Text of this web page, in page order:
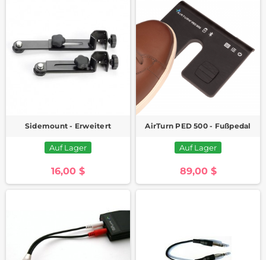
Sidemount - Erweitert
Auf Lager
16,00 $
AirTurn PED 500 - Fußpedal
Auf Lager
89,00 $